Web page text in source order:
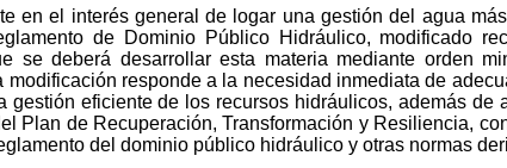
en el interés general de logar una gestión del agua
de Dominio Público Hidráulico, modificado
deberá desarrollar esta materia mediante orden
responde a la necesidad inmediata de
eficiente de los recursos hidráulicos, además de
Plan de Recuperación, Transformación y Resiliencia,
del dominio público hidráulico y otras normas